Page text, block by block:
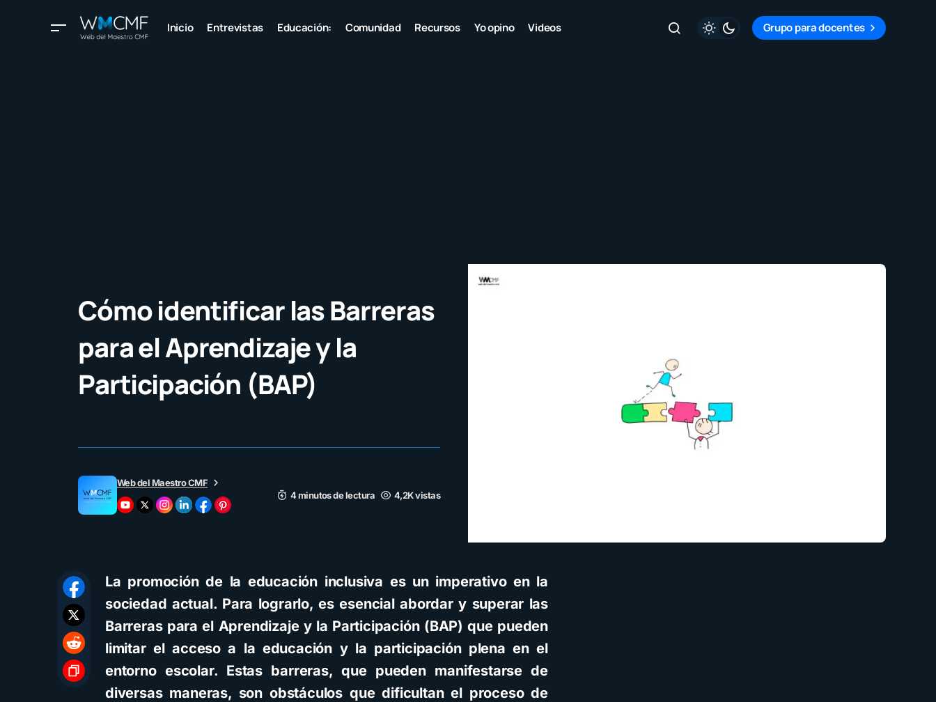
Inicio Entrevistas Educación: Comunidad Recursos Yo opino Videos Grupo para docentes
Cómo identificar las Barreras
para el Aprendizaje y la
Participación (BAP)
Web del Maestro CMF
4 minutos de lectura
4,2K vistas
La promoción de la educación inclusiva es un imperativo en la
sociedad actual. Para lograrlo, es esencial abordar y superar las
Barreras para el Aprendizaje y la Participación (BAP) que pueden
limitar el acceso a la educación y la participación plena en el
entorno escolar. Estas barreras, que pueden manifestarse de
diversas maneras, son obstáculos que dificultan el proceso de